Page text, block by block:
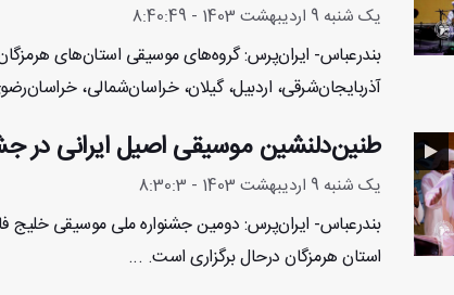
یک شنبه 9 اردیبهشت 1403 - 8:40:49
بندرعباس- ایران‌پرس: گروه‌های موسیقی استان‌های
آذربایجان‌شرقی، اردبیل، گیلان، خراسان‌شمالی،
طنین‌دلنشین موسیقی اصیل ایرانی در
یک شنبه 9 اردیبهشت 1403 - 8:30:3
بندرعباس- ایران‌پرس: دومین جشنواره ملی موسیقی خلیج
استان هرمزگان درحال برگزاری است. ...